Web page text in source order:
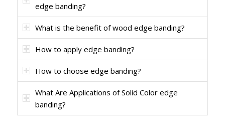
edge banding?
What is the benefit of wood edge banding?
How to apply edge banding?
How to choose edge banding?
What Are Applications of Solid Color edge
banding?